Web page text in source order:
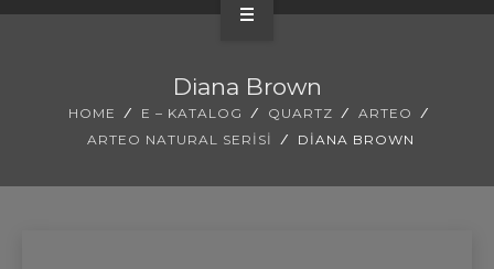
UYGULAMALARIMIZ
Diana Brown
HOME E – KATALOG QUARTZ
ARTEO
ARTEO NATURAL SERISI
DIANA BROWN